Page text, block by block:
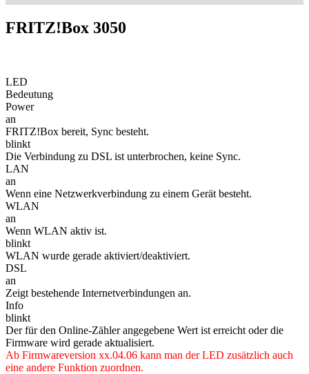
FRITZ!Box 3050
LED
Bedeutung
Power
an
FRITZ!Box bereit, Sync besteht.
blinkt
Die Verbindung zu DSL ist unterbrochen, keine Sync.
LAN
an
Wenn eine Netzwerkverbindung zu einem Gerät besteht.
WLAN
an
Wenn WLAN aktiv ist.
blinkt
WLAN wurde gerade aktiviert/deaktiviert.
DSL
an
Zeigt bestehende Internetverbindungen an.
Info
blinkt
Der für den Online-Zähler angegebene Wert ist erreicht oder die
Firmware wird gerade aktualisiert.
Ab Firmwareversion xx.04.06 kann man der LED zusätzlich auch
eine andere Funktion zuordnen.